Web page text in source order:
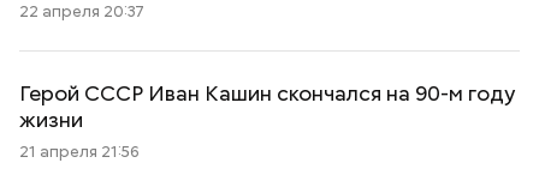
22 апреля 20:37
Герой СССР Иван Кашин скончался на 90-м году
жизни
21 апреля 21:56